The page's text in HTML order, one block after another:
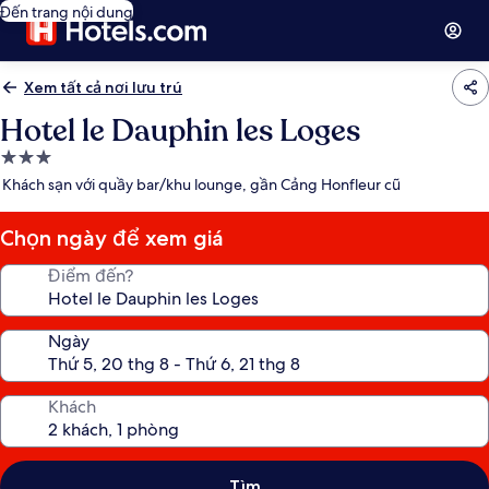
Đến trang nội dung
Xem tất cả nơi lưu trú
Hotel le Dauphin les Loges
Nơi
lưu
3.0
sao
Khách sạn với quầy bar/khu lounge, gần Cảng Honfleur cũ
Chọn ngày để xem giá
Điểm đến?
Ngày
Khách